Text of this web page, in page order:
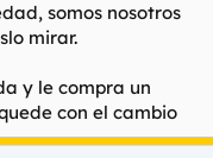
somos nosotros
mirar.
y le compra un
con el cambio